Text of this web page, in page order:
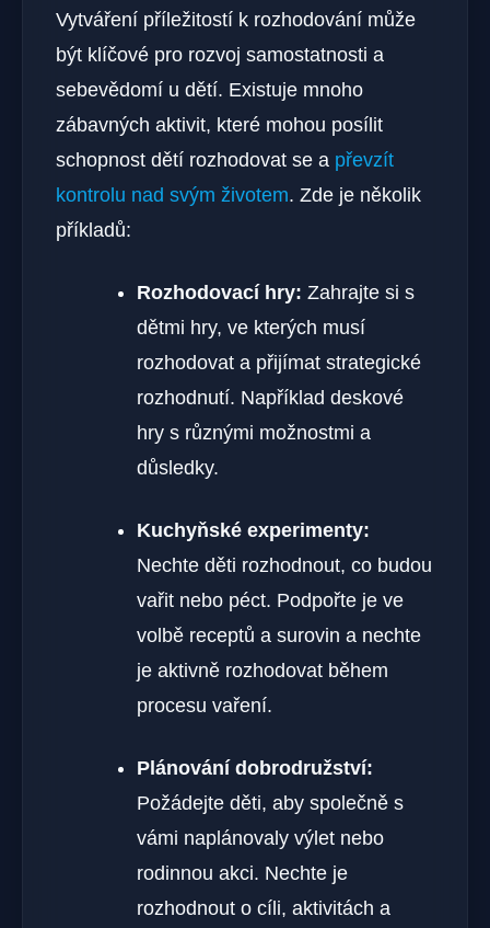
Vytváření příležitostí k rozhodování může
být klíčové pro rozvoj samostatnosti a
sebevědomí u dětí. Existuje mnoho
zábavných aktivit, které mohou posílit
schopnost dětí rozhodovat se a převzít
kontrolu nad svým životem. Zde je několik
příkladů:
Rozhodovací hry: Zahrajte si s
dětmi hry, ve kterých musí
rozhodovat a přijímat strategické
rozhodnutí. Například deskové
hry s různými možnostmi a
důsledky.
Kuchyňské experimenty:
Nechte děti rozhodnout, co budou
vařit nebo péct. Podpořte je ve
volbě receptů a surovin a nechte
je aktivně rozhodovat během
procesu vaření.
Plánování dobrodružství:
Požádejte děti, aby společně s
vámi naplánovaly výlet nebo
rodinnou akci. Nechte je
rozhodnout o cíli, aktivitách a